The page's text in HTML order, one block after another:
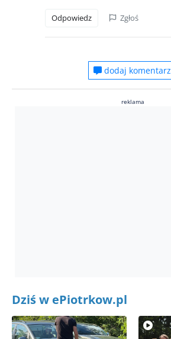
Odpowiedz Zgłoś
dodaj komentarz
reklama
Dziś w ePiotrkow.pl